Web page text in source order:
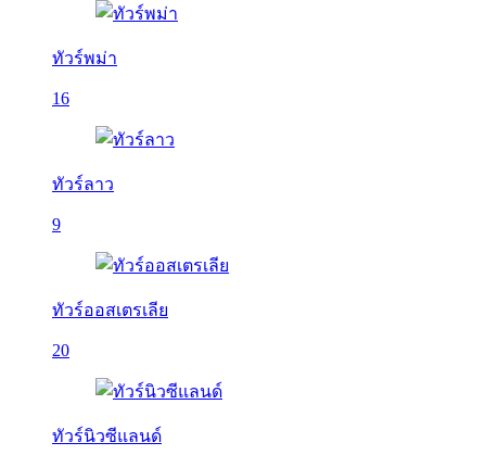
ทัวร์พม่า
16
ทัวร์ลาว
9
ทัวร์ออสเตรเลีย
20
ทัวร์นิวซีแลนด์